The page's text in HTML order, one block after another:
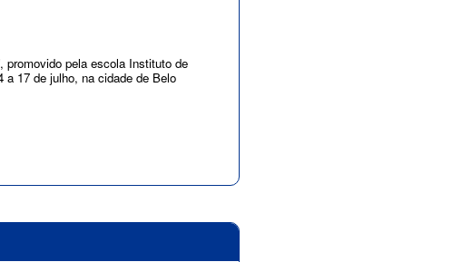
promovido pela escola Instituto de
a 17 de julho, na cidade de Belo